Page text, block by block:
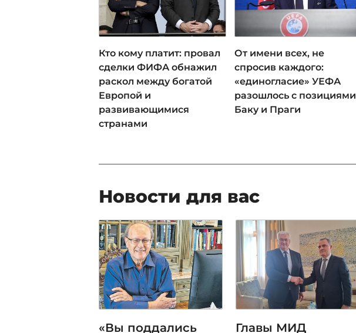
Кто кому платит: провал
сделки ФИФА обнажил
раскол между богатой
Европой и
развивающимися
странами
От имени всех, не
спросив каждого:
«единогласие» УЕФА
разошлось с позициями
Баку и Праги
Новости для вас
«Вы поддались
Главы МИД